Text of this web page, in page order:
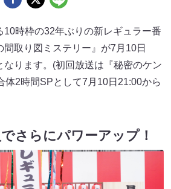
10時枠の32年ぶりの新レギュラー番
取り図ミステリー』が7月10日
なります。(初回放送は『秘密のケン
体2時間SPとして7月10日21:00から
さらにパワーアップ！